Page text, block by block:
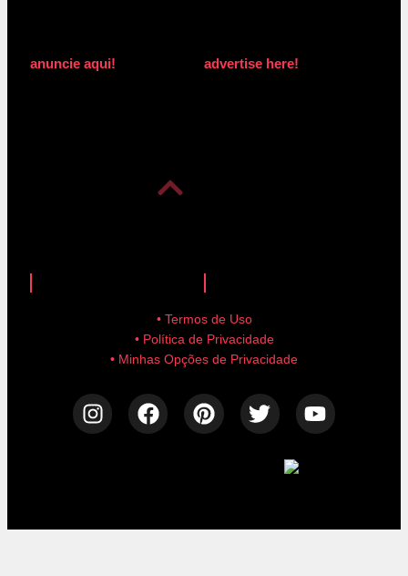
anuncie aqui! advertise here!
• Termos de Uso
• Política de Privacidade
• Minhas Opções de Privacidade